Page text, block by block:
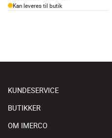
Kan leveres til butik
KUNDESERVICE
BUTIKKER
OM IMERCO